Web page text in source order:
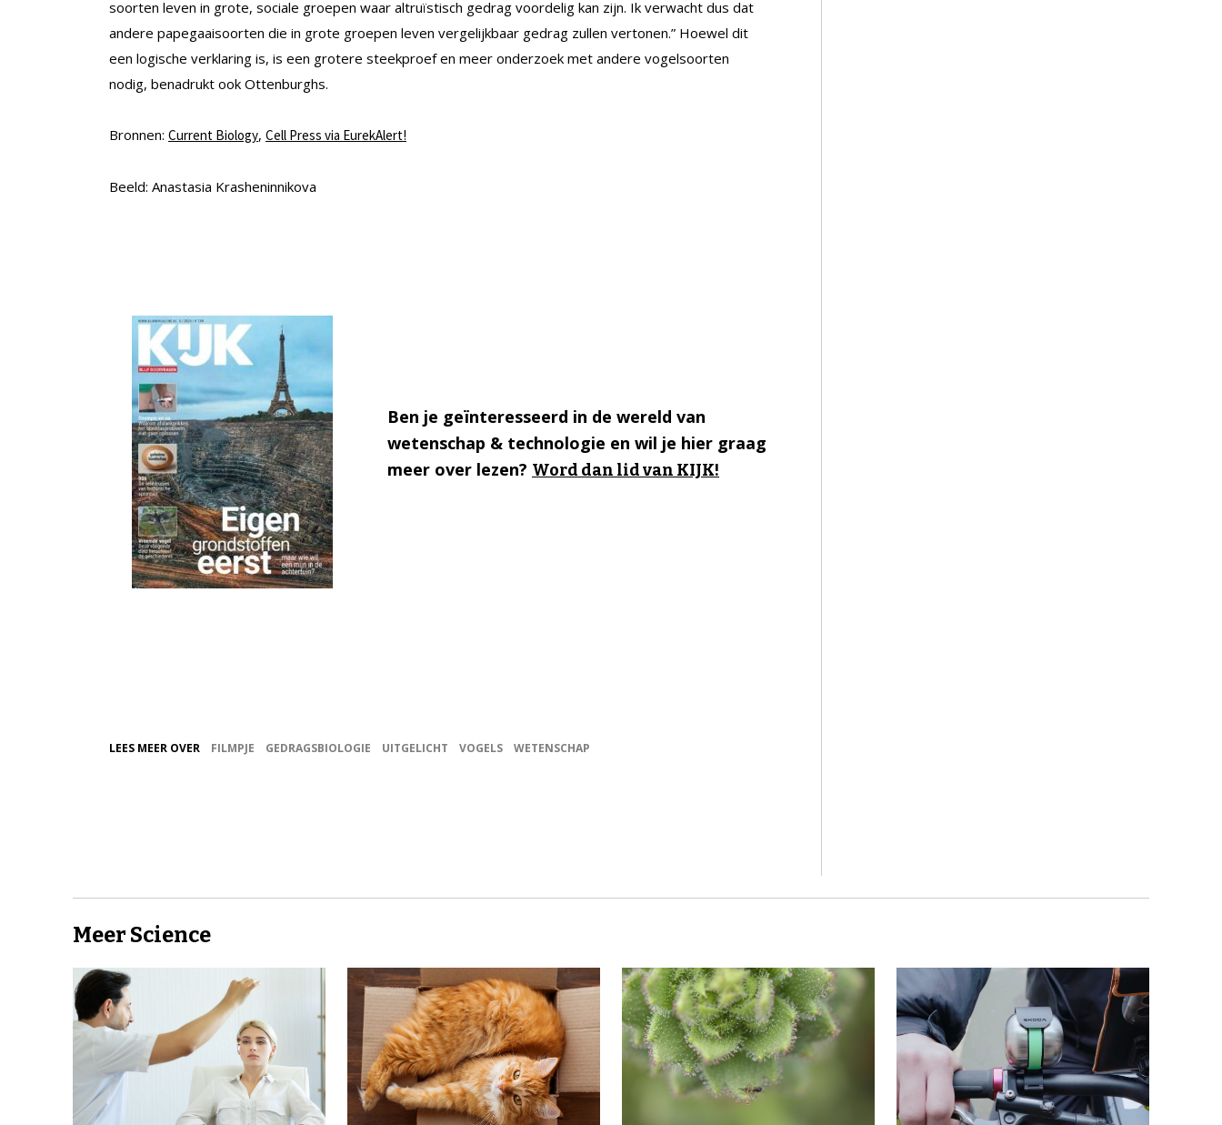
soorten leven in grote, sociale groepen waar altruïstisch gedrag voordelig kan zijn. Ik verwacht dus dat
andere papegaaisoorten die in grote groepen leven vergelijkbaar gedrag zullen vertonen.” Hoewel dit
een logische verklaring is, is een grotere steekproef en meer onderzoek met andere vogelsoorten
nodig, benadrukt ook Ottenburghs.
Bronnen: Current Biology, Cell Press via EurekAlert!
Beeld: Anastasia Krasheninnikova
Ben je geïnteresseerd in de wereld van
wetenschap & technologie en wil je hier graag
meer over lezen? Word dan lid van KIJK!
LEES MEER OVER FILMPJE GEDRAGSBIOLOGIE UITGELICHT VOGELS WETENSCHAP
Meer Science